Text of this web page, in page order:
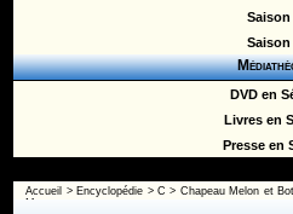
Saison
Saison
DVD en
Livres en
Presse en
Accueil > Encyclopédie >C > Chapeau Melon et
Mort